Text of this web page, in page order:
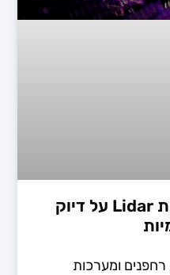
ההשפעה של טכנולוגיות Lidar על דיוק
רחפנים ומערכות